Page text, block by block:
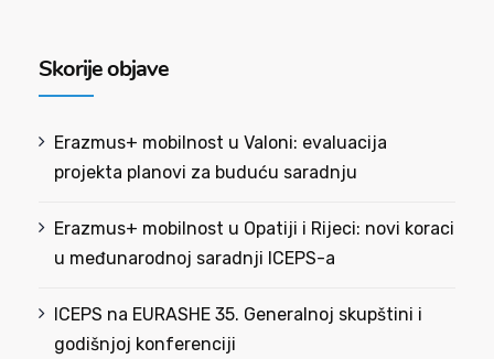
Skorije objave
Erazmus+ mobilnost u Valoni: evaluacija
projekta planovi za buduću saradnju
Erazmus+ mobilnost u Opatiji i Rijeci: novi koraci
u međunarodnoj saradnji ICEPS-a
ICEPS na EURASHE 35. Generalnoj skupštini i
godišnjoj konferenciji